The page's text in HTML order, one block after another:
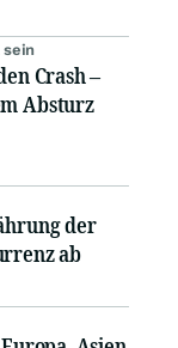
sein
Crash –
Absturz
der
ab